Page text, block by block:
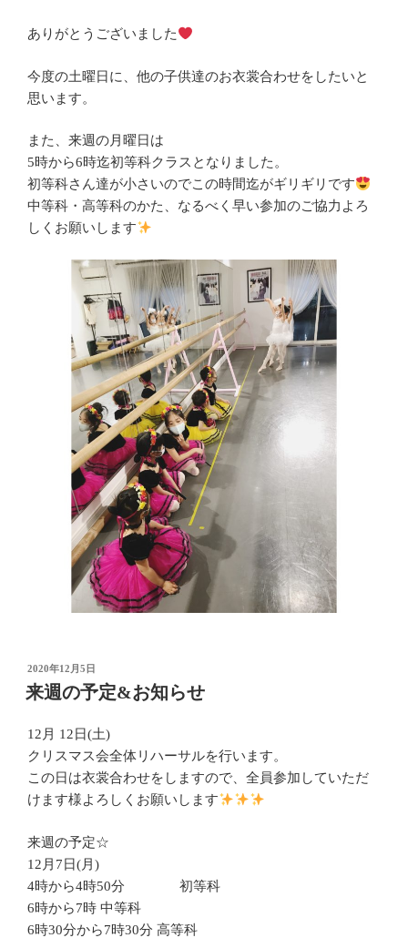
ありがとうございました
今度の土曜日に、他の子供達のお衣裳合わせをしたいと
思います。
また、来週の月曜日は
5時から6時迄初等科クラスとなりました。
初等科さん達が小さいのでこの時間迄がギリギリです
中等科・高等科のかた、なるべく早い参加のご協力よろ
しくお願いします
投
稿
日:
2020年12月5日
来週の予定&お知らせ
12月 12日(土)
クリスマス会全体リハーサルを行います。
この日は衣裳合わせをしますので、全員参加していただ
けます様よろしくお願いします
来週の予定☆
12月7日(月)
4時から4時50分 初等科
6時から7時 中等科
6時30分から7時30分 高等科